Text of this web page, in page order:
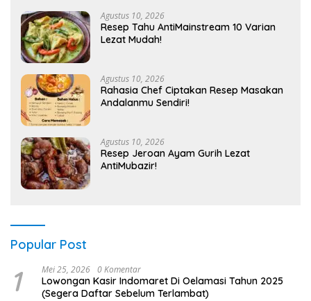
Agustus 10, 2026
Resep Tahu AntiMainstream 10 Varian
Lezat Mudah!
Agustus 10, 2026
Rahasia Chef Ciptakan Resep Masakan
Andalanmu Sendiri!
Agustus 10, 2026
Resep Jeroan Ayam Gurih Lezat
AntiMubazir!
Popular Post
1 Mei 25, 2026 0 Komentar
Lowongan Kasir Indomaret Di Oelamasi Tahun 2025
(Segera Daftar Sebelum Terlambat)